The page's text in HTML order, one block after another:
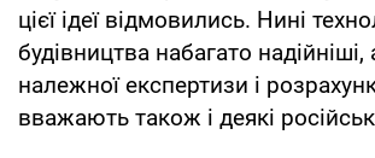
цієї ідеї відмовились. Нині
будівництва набагато
належної експертизи і
вважають також і деякі